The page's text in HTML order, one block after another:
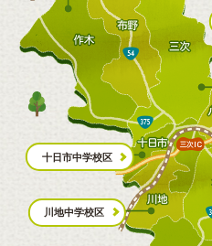
十日市中学校区
川地中学校区